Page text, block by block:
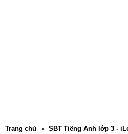
Trang chủ SBT Tiếng Anh lớp 3 -